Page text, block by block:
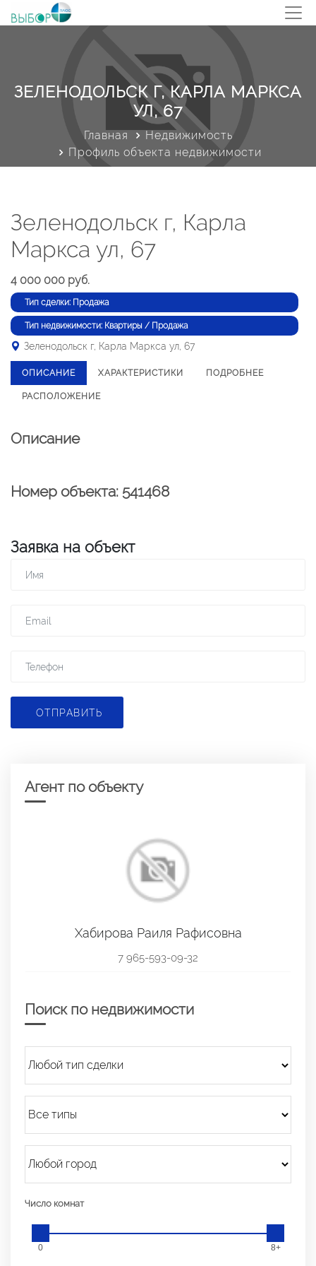
ЗЕЛЕНОДОЛЬСК Г, КАРЛА МАРКСА
УЛ, 67
Главная
Недвижимость
Профиль объекта недвижимости
Зеленодольск г, Карла
Маркса ул, 67
4 000 000 руб.
Тип сделки: Продажа
Тип недвижимости: Квартиры / Продажа
Зеленодольск г, Карла Маркса ул, 67
ОПИСАНИЕ ХАРАКТЕРИСТИКИ ПОДРОБНЕЕ
РАСПОЛОЖЕНИЕ
Описание
Номер объекта: 541468
Заявка на объект
ОТПРАВИТЬ
Агент по объекту
Хабирова Раиля Рафисовна
7 965-593-09-32
Поиск по недвижимости
Число комнат
0 8+